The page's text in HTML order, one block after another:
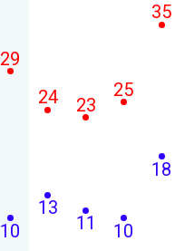
10
29
13
24
11
23
10
25
18
35